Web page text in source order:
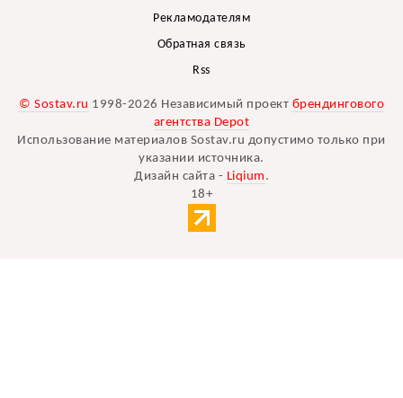
Рекламодателям
Обратная связь
Rss
© Sostav.ru 1998-2026 Независимый проект брендингового
агентства Depot
Использование материалов Sostav.ru допустимо только при
указании источника.
Дизайн сайта - Liqium .
18+